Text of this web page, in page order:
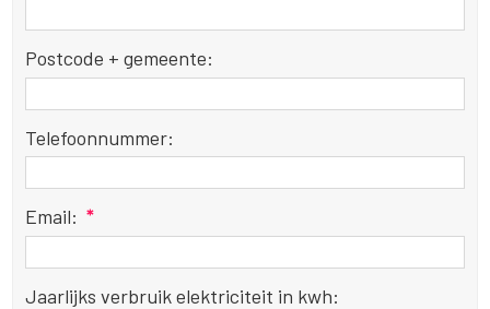
Postcode + gemeente:
Telefoonnummer:
Email: *
Jaarlijks verbruik elektriciteit in kwh: